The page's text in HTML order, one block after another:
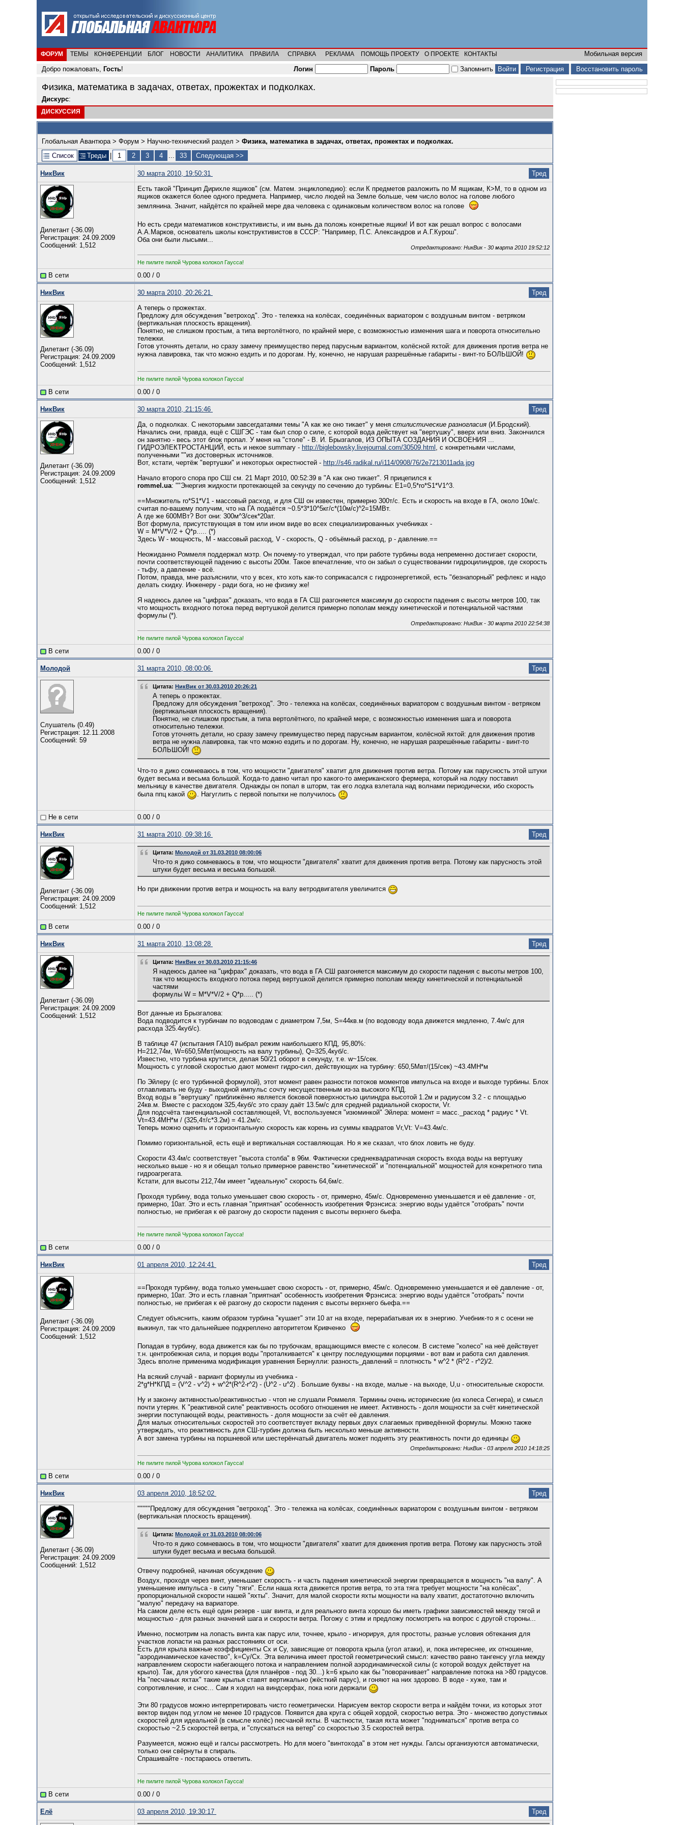
ФОРУМ ТЕМЫ КОНФЕРЕНЦИИ БЛОГ НОВОСТИ АНАЛИТИКА ПРАВИЛА СПРАВКА РЕКЛАМА ПОМОЩЬ ПРОЕКТУ О ПРОЕКТЕ КОНТАКТЫ
Мобильная версия
Добро пожаловать, Гость! Логин Пароль Запомнить Регистрация Восстановить пароль
Физика, математика в задачах, ответах, прожектах и подколках.
Дискурс:
ДИСКУССИЯ
Глобальная Авантюра> Форум > Научно-технический раздел > Физика, математика в задачах, ответах, прожектах и подколках.
Список
Треды 1 2 3 4 ... 33 Следующая >>
НикВик 30 марта 2010, 19:50:31 Тред
Дилетант (-36.09)
Регистрация: 24.09.2009
Сообщений: 1,512
Есть такой "Принцип Дирихле ящиков" (см. Матем. энциклопедию): если К предметов разложить по М ящикам, К>М, то в одном из
ящиков окажется более одного предмета. Например, число людей на Земле больше, чем число волос на голове любого
землянина. Значит, найдётся по крайней мере два человека с одинаковым количеством волос на голове
Но есть среди математиков конструктивисты, и им вынь да положь конкретные ящики! И вот как решал вопрос с волосами
А.А.Марков, основатель школы конструктивистов в СССР: "Например, П.С. Александров и А.Г.Курош".
Оба они были лысыми...
Отредактировано: НикВик - 30 марта 2010 19:52:12
Не пилите пилой Чурова колокол Гаусса!
В сети 0.00 / 0
НикВик 30 марта 2010, 20:26:21 Тред
Дилетант (-36.09)
Регистрация: 24.09.2009
Сообщений: 1,512
А теперь о прожектах.
Предложу для обсуждения "ветроход". Это - тележка на колёсах, соединённых вариатором с воздушным винтом - ветряком
(вертикальная плоскость вращения).
Понятно, не слишком простым, а типа вертолётного, по крайней мере, с возможностью изменения шага и поворота относительно
тележки.
Готов уточнять детали, но сразу замечу преимущество перед парусным вариантом, колёсной яхтой: для движения против ветра не
нужна лавировка, так что можно ездить и по дорогам. Ну, конечно, не нарушая разрешённые габариты - винт-то БОЛЬШОЙ!
Не пилите пилой Чурова колокол Гаусса!
В сети 0.00 / 0
НикВик 30 марта 2010, 21:15:46 Тред
Дилетант (-36.09)
Регистрация: 24.09.2009
Сообщений: 1,512
Да, о подколках. С некоторыми завсегдатаями темы "А как же оно тикает" у меня стилистические разногласия (И.Бродский).
Начались они, правда, ещё с СШГЭС - там был спор о силе, с которой вода действует на "вертушку", вверх или вниз. Закончился
он занятно - весь этот блок пропал. У меня на "столе" - В. И. Брызгалов, ИЗ ОПЫТА СОЗДАНИЯ И ОСВОЕНИЯ ...
ГИДРОЭЛЕКТРОСТАНЦИЙ, есть и некое summary - http://biglebowsky.livejournal.com/30509.html , с конкретными числами,
полученными ""из достоверных источников.
Вот, кстати, чертёж "вертушки" и некоторых окрестностей - http://s46.radikal.ru/i114/0908/76/2e7213011ada.jpg
Начало второго спора про СШ см. 21 Март 2010, 00:52:39 в "А как оно тикает". Я прицепился к
rommel.ua: ""Энергия жидкости протекающей за секунду по сечению до турбины: E1=0,5*ro*S1*V1^3.
==Множитель ro*S1*V1 - массовый расход, и для СШ он известен, примерно 300т/с. Есть и скорость на входе в ГА, около 10м/с.
считая по-вашему получим, что на ГА подаётся ~0.5*3*10^5кг/с*(10м/с)^2=15МВт.
А где же 600МВт? Вот они: 300м^3/сек*20ат.
Вот формула, присутствующая в том или ином виде во всех специализированных учебниках -
W = M*V*V/2 + Q*p..... (*)
Здесь W - мощность, M - массовый расход, V - скорость, Q - объёмный расход, p - давление.==
Неожиданно Роммеля поддержал мэтр. Он почему-то утверждал, что при работе турбины вода непременно достигает скорости,
почти соответствующей падению с высоты 200м. Такое впечатление, что он забыл о существовании гидроцилиндров, где скорость
- тьфу, а давление - всё.
Потом, правда, мне разъяснили, что у всех, кто хоть как-то соприкасался с гидроэнергетикой, есть "безнапорный" рефлекс и надо
делать скидку. Инженеру - ради бога, но не физику же!
Я надеюсь далее на "цифрах" доказать, что вода в ГА СШ разгоняется максимум до скорости падения с высоты метров 100, так
что мощность входного потока перед вертушкой делится примерно пополам между кинетической и потенциальной частями
формулы (*).
Отредактировано: НикВик - 30 марта 2010 22:54:38
Не пилите пилой Чурова колокол Гаусса!
В сети 0.00 / 0
Молодой 31 марта 2010, 08:00:06 Тред
Слушатель (0.49)
Регистрация: 12.11.2008
Сообщений: 59
Цитата: НикВик от 30.03.2010 20:26:21
А теперь о прожектах.
Предложу для обсуждения "ветроход". Это - тележка на колёсах, соединённых вариатором с воздушным винтом - ветряком
(вертикальная плоскость вращения).
Понятно, не слишком простым, а типа вертолётного, по крайней мере, с возможностью изменения шага и поворота
относительно тележки.
Готов уточнять детали, но сразу замечу преимущество перед парусным вариантом, колёсной яхтой: для движения против
ветра не нужна лавировка, так что можно ездить и по дорогам. Ну, конечно, не нарушая разрешённые габариты - винт-то
БОЛЬШОЙ!
Что-то я дико сомневаюсь в том, что мощности "двигателя" хватит для движения против ветра. Потому как парусность этой штуки
будет весьма и весьма большой. Когда-то давно читал про какого-то американского фермера, который на лодку поставил
мельницу в качестве двигателя. Однажды он попал в шторм, так его лодка взлетала над волнами периодически, ибо скорость
была ппц какой
. Нагуглить с первой попытки не получилось
Не в сети 0.00 / 0
НикВик 31 марта 2010, 09:38:16 Тред
Дилетант (-36.09)
Регистрация: 24.09.2009
Сообщений: 1,512
Цитата: Молодой от 31.03.2010 08:00:06
Что-то я дико сомневаюсь в том, что мощности "двигателя" хватит для движения против ветра. Потому как парусность этой
штуки будет весьма и весьма большой.
Но при движении против ветра и мощность на валу ветродвигателя увеличится
Не пилите пилой Чурова колокол Гаусса!
В сети 0.00 / 0
НикВик 31 марта 2010, 13:08:28 Тред
Дилетант (-36.09)
Регистрация: 24.09.2009
Сообщений: 1,512
Цитата: НикВик от 30.03.2010 21:15:46
Я надеюсь далее на "цифрах" доказать, что вода в ГА СШ разгоняется максимум до скорости падения с высоты метров 100,
так что мощность входного потока перед вертушкой делится примерно пополам между кинетической и потенциальной
частями
формулы W = M*V*V/2 + Q*p..... (*)
Вот данные из Брызгалова:
Вода подводится к турбинам по водоводам с диаметром 7,5м, S=44кв.м (по водоводу вода движется медленно, 7.4м/с для
расхода 325.4куб/с).
В таблице 47 (испытания ГА10) выбрал режим наибольшего КПД, 95,80%:
Н=212,74м, W=650,5Мвт(мощность на валу турбины), Q=325,4куб/с.
Известно, что турбина крутится, делая 50/21 оборот в секунду, т.е. w~15/сек.
Мощность с угловой скоростью дают момент гидро-сил, действующих на турбину: 650,5Мвт/(15/сек) ~43.4МН*м
По Эйлеру (с его турбинной формулой), этот момент равен разности потоков моментов импульса на входе и выходе турбины. Блох
отлавливать не буду - выходной импульс сочту несущественным из-за высокого КПД.
Вход воды в "вертушку" приближённо является боковой поверхностью цилиндра высотой 1.2м и радиусом 3.2 - с площадью
24кв.м. Вместе с расходом 325,4куб/с это сразу даёт 13.5м/с для средней радиальной скорости, Vr.
Для подсчёта тангенциальной составляющей, Vt, воспользуемся "изюминкой" Эйлера: момент = масс._расход * радиус * Vt.
Vt=43.4МН*м / (325,4т/с*3.2м) = 41.2м/с.
Теперь можно оценить и горизонтальную скорость как корень из суммы квадратов Vr,Vt: V=43.4м/с.
Помимо горизонтальной, есть ещё и вертикальная составляющая. Но я же сказал, что блох ловить не буду.
Скорости 43.4м/с соответствует "высота столба" в 96м. Фактически среднеквадратичная скорость входа воды на вертушку
несколько выше - но я и обещал только примерное равенство "кинетической" и "потенциальной" мощностей для конкретного типа
гидроагрегата.
Кстати, для высоты 212,74м имеет "идеальную" скорость 64,6м/с.
Проходя турбину, вода только уменьшает свою скорость - от, примерно, 45м/с. Одновременно уменьшается и её давление - от,
примерно, 10ат. Это и есть главная "приятная" особенность изобретения Фрэнсиса: энергию воды удаётся "отобрать" почти
полностью, не прибегая к её разгону до скорости падения с высоты верхнего бьефа.
Не пилите пилой Чурова колокол Гаусса!
В сети 0.00 / 0
НикВик 01 апреля 2010, 12:24:41 Тред
Дилетант (-36.09)
Регистрация: 24.09.2009
Сообщений: 1,512
==Проходя турбину, вода только уменьшает свою скорость - от, примерно, 45м/с. Одновременно уменьшается и её давление - от,
примерно, 10ат. Это и есть главная "приятная" особенность изобретения Фрэнсиса: энергию воды удаётся "отобрать" почти
полностью, не прибегая к её разгону до скорости падения с высоты верхнего бьефа.==
Следует объяснить, каким образом турбина "кушает" эти 10 ат на входе, перерабатывая их в энергию. Учебник-то я с осени не
выкинул, так что дальнейшее подкреплено авторитетом Кривченко
Попадая в турбину, вода движется как бы по трубочкам, вращающимся вместе с колесом. В системе "колесо" на неё действует
т.н. центробежная сила, и порция воды "проталкивается" к центру последующими порциями - вот вам и работа сил давления.
Здесь вполне применима модификация уравнения Бернулли: разность_давлений = плотность * w^2 * (R^2 - r^2)/2.
На всякий случай - вариант формулы из учебника -
2*g*H*КПД = (V^2 - v^2) + w^2*(R^2-r^2) - (U^2 - u^2) . Большие буквы - на входе, малые - на выходе, U,u - относительные скорости.
Ну и закончу активностью/реактивностью - чтоп не слушали Роммеля. Термины очень исторические (из колеса Сегнера), и смысл
почти утерян. К "реактивной силе" реактивность особого отношения не имеет. Активность - доля мощности за счёт кинетической
энергии поступающей воды, реактивность - доля мощности за счёт её давления.
Для малых относительных скоростей это соответствует вкладу первых двух слагаемых приведённой формулы. Можно также
утверждать, что реактивность для СШ-турбин должна быть несколько меньше активности.
А вот замена турбины на поршневой или шестерёнчатый двигатель может поднять эту реактивность почти до единицы
Отредактировано: НикВик - 03 апреля 2010 14:18:25
Не пилите пилой Чурова колокол Гаусса!
В сети 0.00 / 0
НикВик 03 апреля 2010, 18:52:02 Тред
Дилетант (-36.09)
Регистрация: 24.09.2009
Сообщений: 1,512
"""""Предложу для обсуждения "ветроход". Это - тележка на колёсах, соединённых вариатором с воздушным винтом - ветряком
(вертикальная плоскость вращения).
Цитата: Молодой от 31.03.2010 08:00:06
Что-то я дико сомневаюсь в том, что мощности "двигателя" хватит для движения против ветра. Потому как парусность этой
штуки будет весьма и весьма большой.
Отвечу подробней, начиная обсуждение
Воздух, проходя через винт, уменьшает скорость - и часть падения кинетической энергии превращается в мощность "на валу". А
уменьшение импульса - в силу "тяги". Если наша яхта движется против ветра, то эта тяга требует мощности "на колёсах",
пропорциональной скорости нашей "яхты". Значит, для малой скорости яхты мощности на валу хватит, достатоточно включить
"малую" передачу на вариаторе.
На самом деле есть ещё один резерв - шаг винта, и для реального винта хорошо бы иметь графики зависимостей между тягой и
мощностью - для разных значений шага и скорости ветра. Погожу с этим и предложу посмотреть на вопрос с другой стороны...
Именно, посмотрим на лопасть винта как парус или, точнее, крыло - игнорируя, для простоты, разные условия обтекания для
участков лопасти на разных расстояниях от оси.
Есть для крыла важные коэффициенты Сх и Су, зависящие от поворота крыла (угол атаки), и, пока интереснее, их отношение,
"аэродинамическое качество", k=Су/Cх. Эта величина имеет простой геометрический смысл: качество равно тангенсу угла между
направлением скорости набегающего потока и направлением полной аэродинамической силы (с которой воздух действует на
крыло). Так, для убогого качества (для планёров - под 30...) k=6 крыло как бы "поворачивает" направление потока на >80 градусов.
На "песчаных яхтах" такие крылья ставят вертикально (жёсткий парус), и гоняют на них здорово. В воде - хуже, там и
сопротивление, и снос... Сам я ходил на виндсерфах, пока ноги держали
Эти 80 градусов можно интерпретировать чисто геометрически. Нарисуем вектор скорости ветра и найдём точки, из которых этот
вектор виден под углом не менее 10 градусов. Появится два круга с общей хордой, скоростью ветра. Это - множество допустимых
скоростей для идеальной (в смысле колёс) песчаной яхты. В частности, такая яхта может "подниматься" против ветра со
скоростью ~2.5 скоростей ветра, и "спускаться на ветер" со скоростью 3.5 скоростей ветра.
Разумеется, можно ещё и галсы рассмотреть. Но для моего "винтохода" в этом нет нужды. Галсы организуются автоматически,
только они свёрнуты в спираль.
Спрашивайте - постараюсь ответить.
Не пилите пилой Чурова колокол Гаусса!
В сети 0.00 / 0
Елё 03 апреля 2010, 19:30:17 Тред